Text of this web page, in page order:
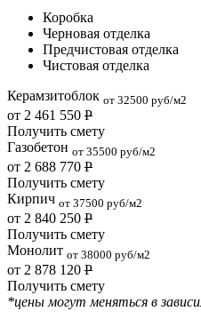
Коробка
Черновая отделка
Предчистовая отделка
Чистовая отделка
Керамзитоблок от 32500 руб/м2
от 2 461 550 Р
Получить смету
Газобетон от 35500 руб/м2
от 2 688 770 Р
Получить смету
Кирпич от 37500 руб/м2
от 2 840 250 Р
Получить смету
Монолит от 38000 руб/м2
от 2 878 120 Р
Получить смету
*цены могут меняться в